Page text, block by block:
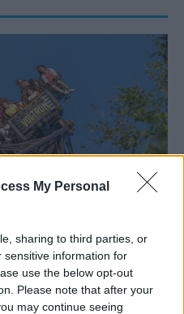
My Personal
sharing to third parties, or
sensitive information for
use the below opt-out
Please note that after your
may continue seeing
2026: Monaco, Sallys
alle Neuheiten im